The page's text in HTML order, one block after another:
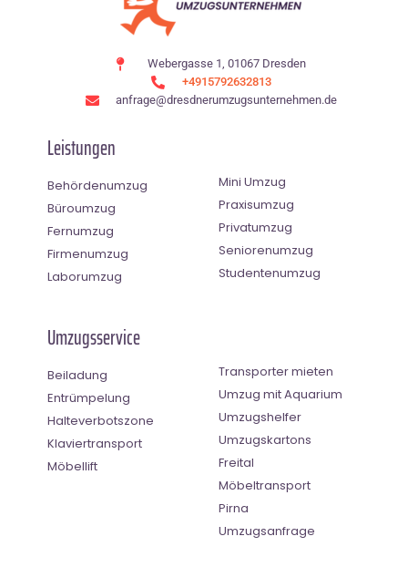
Webergasse 1, 01067 Dresden
+4915792632813
anfrage@dresdnerumzugsunternehmen.de
Leistungen
Behördenumzug
Büroumzug
Fernumzug
Firmenumzug
Laborumzug
Mini Umzug
Praxisumzug
Privatumzug
Seniorenumzug
Studentenumzug
Umzugsservice
Beiladung
Entrümpelung
Halteverbotszone
Klaviertransport
Möbellift
Transporter mieten
Umzug mit Aquarium
Umzugshelfer
Umzugskartons
Freital
Möbeltransport
Pirna
Umzugsanfrage